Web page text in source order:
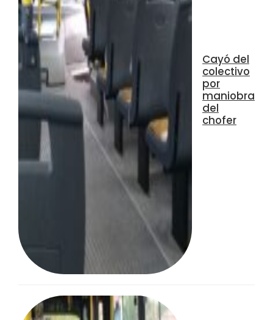
Cayó del
colectivo
por
maniobra
del
chofer